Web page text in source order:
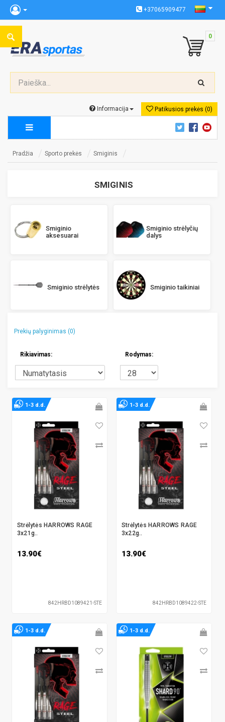
+37065909477
0
Patikusios prekės (0)
Informacija
Pradžia Sporto prekės Smiginis
SMIGINIS
Smiginio
aksesuarai
Smiginio strėlyčių
dalys
Smiginio strėlytės Smiginio taikiniai
Prekių palyginimas (0)
Rikiavimas: Rodymas:
Strėlytės HARROWS RAGE
3x21g..
13.90€
842HRBD1089421-STE
1-3 d.d.
Strėlytės HARROWS RAGE
3x22g..
13.90€
842HRBD1089422-STE
1-3 d.d.
1-3 d.d. 1-3 d.d.